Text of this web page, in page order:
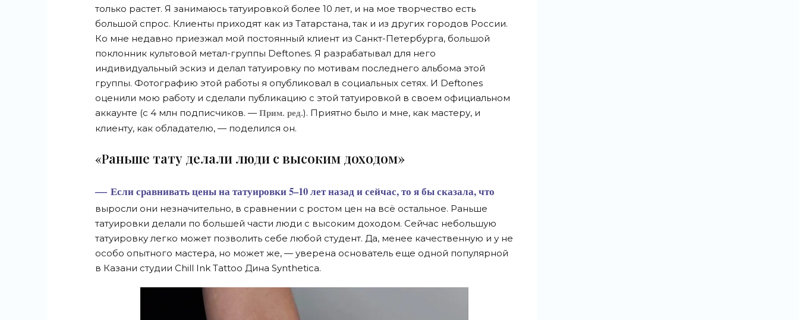
только растет. Я занимаюсь татуировкой более 10 лет, и на мое творчество есть
большой спрос. Клиенты приходят как из Татарстана, так и из других городов России.
Ко мне недавно приезжал мой постоянный клиент из Санкт-Петербурга, большой
поклонник культовой метал-группы Deftones. Я разрабатывал для него
индивидуальный эскиз и делал татуировку по мотивам последнего альбома этой
группы. Фотографию этой работы я опубликовал в социальных сетях. И Deftones
оценили мою работу и сделали публикацию с этой татуировкой в своем официальном
аккаунте (с 4 млн подписчиков. — Прим. ред.). Приятно было и мне, как мастеру, и
клиенту, как обладателю, — поделился он.
«Раньше тату делали люди с высоким доходом»
— Если сравнивать цены на татуировки 5–10 лет назад и сейчас, то я бы сказала, что
выросли они незначительно, в сравнении с ростом цен на всё остальное. Раньше
татуировки делали по большей части люди с высоким доходом. Сейчас небольшую
татуировку легко может позволить себе любой студент. Да, менее качественную и у не
особо опытного мастера, но может же, — уверена основатель еще одной популярной
в Казани студии Chill Ink Tattoo Дина Synthetica.